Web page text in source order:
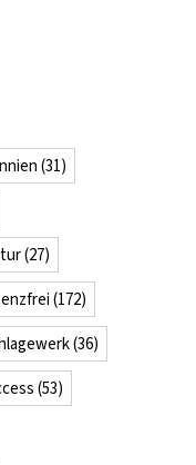
(31)
(27)
(172)
(36)
(53)